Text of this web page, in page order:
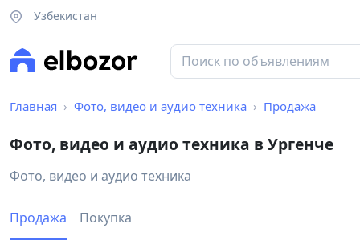
Узбекистан
Главная Фото, видео и аудио техника Продажа
Фото, видео и аудио техника в Ургенче
Фото, видео и аудио техника
Продажа Покупка